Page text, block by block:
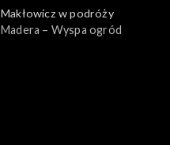
Makłowicz w podróży
Madera – Wyspa ogród